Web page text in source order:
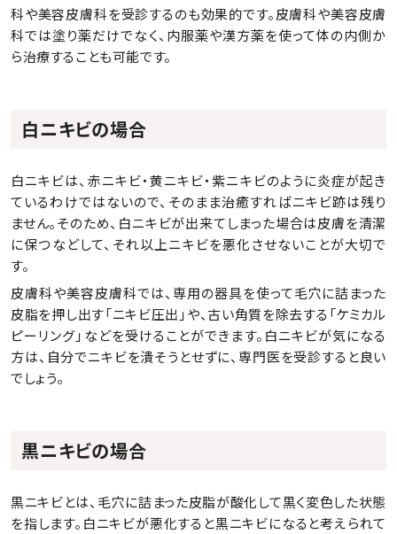
科や美容皮膚科を受診するのも効果的です。皮膚科や美容皮膚
科では塗り薬だけでなく、内服薬や漢方薬を使って体の内側か
ら治療することも可能です。
白ニキビの場合
白ニキビは、赤ニキビ・黄ニキビ・紫ニキビのように炎症が起き
ているわけではないので、そのまま治癒すればニキビ跡は残り
ません。そのため、白ニキビが出来てしまった場合は皮膚を清潔
に保つなどして、それ以上ニキビを悪化させないことが大切で
す。
皮膚科や美容皮膚科では、専用の器具を使って毛穴に詰まった
皮脂を押し出す「ニキビ圧出」や、古い角質を除去する「ケミカル
ピーリング」などを受けることができます。白ニキビが気になる
方は、自分でニキビを潰そうとせずに、専門医を受診すると良い
でしょう。
黒ニキビの場合
黒ニキビとは、毛穴に詰まった皮脂が酸化して黒く変色した状態
を指します。白ニキビが悪化すると黒ニキビになると考えられて